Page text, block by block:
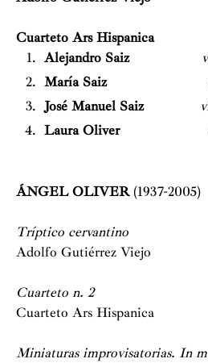
Cuarteto Ars Hispanica
Alejandro Saiz
María Saiz
José Manuel Saiz
Laura Oliver
ÁNGEL OLIVER (1937-2005)
Tríptico cervantino
Adolfo Gutiérrez Viejo
Cuarteto n. 2
Cuarteto Ars Hispanica
Miniaturas improvisatorias. In